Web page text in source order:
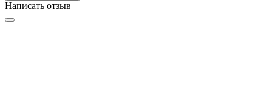
Написать отзыв